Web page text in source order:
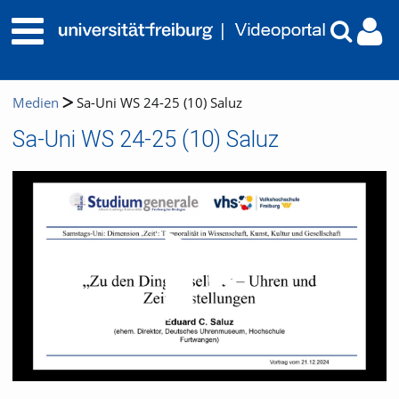
Medien Sa-Uni WS 24-25 (10) Saluz
Sa-Uni WS 24-25 (10) Saluz